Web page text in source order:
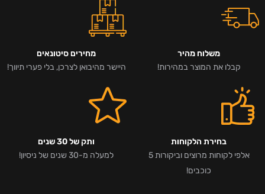
משלוח מהיר
קבלו את המוצר במהירות!
מחירים סיטונאים
היישר מהיבואן לצרכן, בלי פערי תיווך!
בחירת הלקוחות
אלפי לקוחות מרוצים וביקורות 5
כוכבים!
ותק של 30 שנים
למעלה מ-30 שנים של ניסיון!